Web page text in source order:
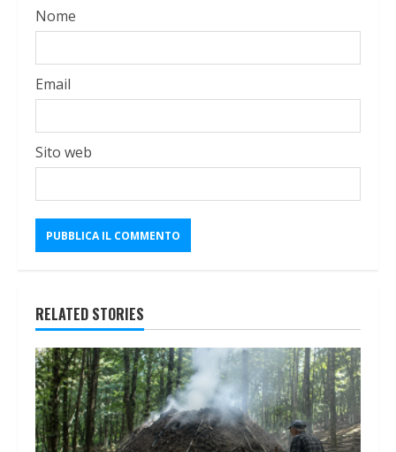
Nome
Email
Sito web
RELATED STORIES